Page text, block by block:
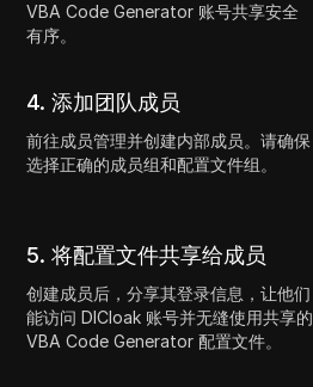
VBA Code Generator 账号共享安全
有序。
4. 添加团队成员
前往成员管理并创建内部成员。请确保
选择正确的成员组和配置文件组。
5. 将配置文件共享给成员
创建成员后，分享其登录信息，让他们
能访问 DICloak 账号并无缝使用共享的
VBA Code Generator 配置文件。